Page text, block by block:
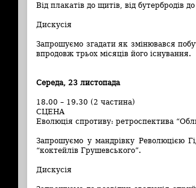
Від плакатів до щитів, від бутербродів
Дискусія
Запрошуємо згадати як змінювався
впродовж трьох місяців його існування.
Середа, 23 листопада
18.00 – 19.30 (2 частина)
СЦЕНА
Еволюція спротиву: ретроспектива
Запрошуємо у мандрівку Революцією
“коктейлів Грушевського”.
Дискусія